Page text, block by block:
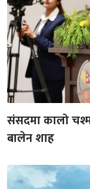
संसदमा कालो
बालेन शाह